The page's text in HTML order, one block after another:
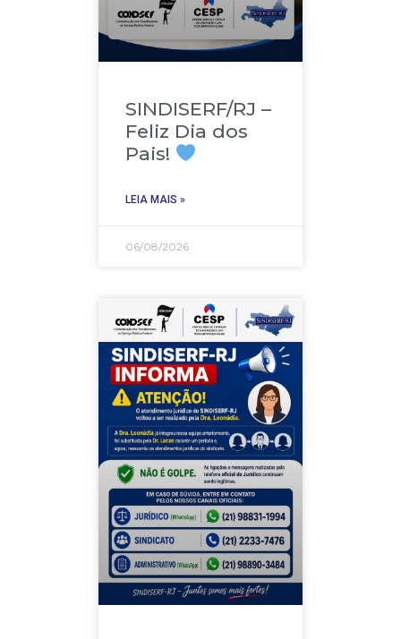
SINDISERF/RJ –
Feliz Dia dos
Pais!
LEIA MAIS »
06/08/2026